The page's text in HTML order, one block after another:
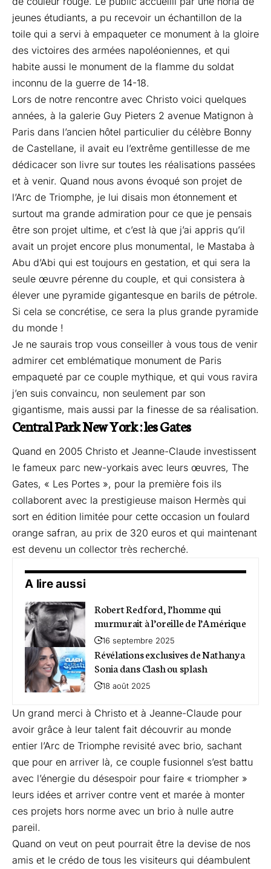
jeunes étudiants, a pu recevoir un échantillon de la
toile qui a servi à empaqueter ce monument à la gloire
des victoires des armées napoléoniennes, et qui
habite aussi le monument de la flamme du soldat
inconnu de la guerre de 14-18.
Lors de notre rencontre avec Christo voici quelques
années, à la galerie Guy Pieters 2 avenue Matignon à
Paris dans l’ancien hôtel particulier du célèbre Bonny
de Castellane, il avait eu l’extrême gentillesse de me
dédicacer son livre sur toutes les réalisations passées
et à venir. Quand nous avons évoqué son projet de
l’Arc de Triomphe, je lui disais mon étonnement et
surtout ma grande admiration pour ce que je pensais
être son projet ultime, et c’est là que j’ai appris qu’il
avait un projet encore plus monumental, le Mastaba à
Abu d’Abi qui est toujours en gestation, et qui sera la
seule œuvre pérenne du couple, et qui consistera à
élever une pyramide gigantesque en barils de pétrole.
Si cela se concrétise, ce sera la plus grande pyramide
du monde !
Je ne saurais trop vous conseiller à vous tous de venir
admirer cet emblématique monument de Paris
empaqueté par ce couple mythique, et qui vous ravira
j’en suis convaincu, non seulement par son
gigantisme, mais aussi par la finesse de sa réalisation.
Central Park New York : les Gates
Quand en 2005 Christo et Jeanne-Claude investissent
le fameux parc new-yorkais avec leurs œuvres, The
Gates, « Les Portes », pour la première fois ils
collaborent avec la prestigieuse maison Hermès qui
sort en édition limitée pour cette occasion un foulard
orange safran, au prix de 320 euros et qui maintenant
est devenu un collector très recherché.
A lire aussi
Robert Redford, l’homme qui
murmurait à l’oreille de l’Amérique
16 septembre 2025
Révélations exclusives de Nathanya
Sonia dans Clash ou splash
18 août 2025
Un grand merci à Christo et à Jeanne-Claude pour
avoir grâce à leur talent fait découvrir au monde
entier l’Arc de Triomphe revisité avec brio, sachant
que pour en arriver là, ce couple fusionnel s’est battu
avec l’énergie du désespoir pour faire « triompher »
leurs idées et arriver contre vent et marée à monter
ces projets hors norme avec un brio à nulle autre
pareil.
Quand on veut on peut pourrait être la devise de nos
amis et le crédo de tous les visiteurs qui déambulent